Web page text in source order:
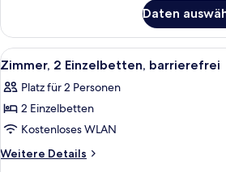
3 Einzelbetten
Daten
Alle
Fotos
für
Zimmer,
2 Einzelbetten,
barrierefrei
4
Zimmer, 2 Einzelbetten, barrierefrei
Platz für 2 Personen
2 Einzelbetten
Kostenloses WLAN
Weitere Details
Weitere